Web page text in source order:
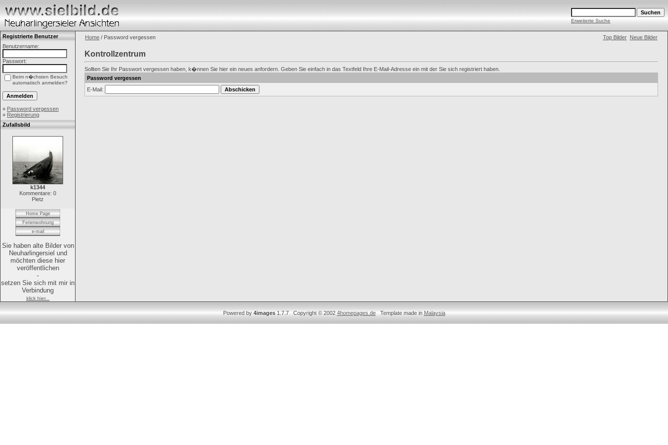
Erweiterte Suche
Registrierte Benutzer
Benutzername:
Passwort:
Beim n�chsten Besuch
automatisch anmelden?
» Password vergessen
» Registrierung
Zufallsbild
k1344
Kommentare: 0
Pietz
Home Page
Ferienwohnung
e-mail
Sie haben alte Bilder von
Neuharlingersiel und
möchten diese hier
veröffentlichen
-
setzen Sie sich mit mir in
Verbindung
klick hier...
Home / Password vergessen Top Bilder Neue Bilder
Kontrollzentrum
Sollten Sie Ihr Passwort vergessen haben, k�nnen Sie hier ein neues anfordern. Geben Sie einfach in das Textfeld Ihre E-Mail-Adresse ein mit der Sie sich registriert haben.
Password vergessen
E-Mail:
Powered by4images1.7.7 Copyright © 20024homepages.deTemplate made inMalaysia